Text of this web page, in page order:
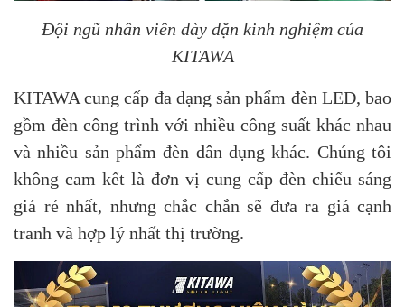
Đội ngũ nhân viên dày dặn kinh nghiệm của
KITAWA
KITAWA cung cấp đa dạng sản phẩm đèn LED, bao
gồm đèn công trình với nhiều công suất khác nhau
và nhiều sản phẩm đèn dân dụng khác. Chúng tôi
không cam kết là đơn vị cung cấp đèn chiếu sáng
giá rẻ nhất, nhưng chắc chắn sẽ đưa ra giá cạnh
tranh và hợp lý nhất thị trường.